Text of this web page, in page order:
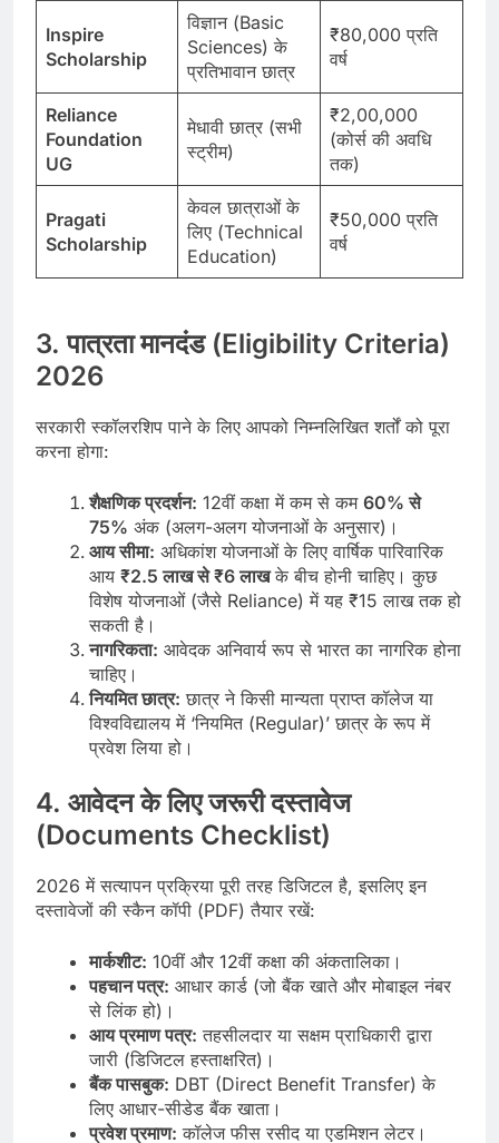
Inspire
Scholarship
विज्ञान (Basic
Sciences) के
प्रतिभावान छात्र
₹80,000 प्रति
वर्ष
Reliance
Foundation
UG
मेधावी छात्र (सभी
स्ट्रीम)
₹2,00,000
(कोर्स की अवधि
तक)
Pragati
Scholarship
केवल छात्राओं के
लिए (Technical
Education)
₹50,000 प्रति
वर्ष
3. पात्रता मानदंड (Eligibility Criteria)
2026
सरकारी स्कॉलरशिप पाने के लिए आपको निम्नलिखित शर्तों को पूरा
करना होगा:
शैक्षणिक प्रदर्शन: 12वीं कक्षा में कम से कम 60% से
75% अंक (अलग-अलग योजनाओं के अनुसार)।
आय सीमा: अधिकांश योजनाओं के लिए वार्षिक पारिवारिक
आय ₹2.5 लाख से ₹6 लाखके बीच होनी चाहिए। कुछ
विशेष योजनाओं (जैसे Reliance) में यह ₹15 लाख तक हो
सकती है।
नागरिकता: आवेदक अनिवार्य रूप से भारत का नागरिक होना
चाहिए।
नियमित छात्र: छात्र ने किसी मान्यता प्राप्त कॉलेज या
विश्वविद्यालय में ‘नियमित (Regular)’ छात्र के रूप में
प्रवेश लिया हो।
4. आवेदन के लिए जरूरी दस्तावेज
(Documents Checklist)
2026 में सत्यापन प्रक्रिया पूरी तरह डिजिटल है, इसलिए इन
दस्तावेजों की स्कैन कॉपी (PDF) तैयार रखें:
मार्कशीट: 10वीं और 12वीं कक्षा की अंकतालिका।
पहचान पत्र: आधार कार्ड (जो बैंक खाते और मोबाइल नंबर
से लिंक हो)।
आय प्रमाण पत्र: तहसीलदार या सक्षम प्राधिकारी द्वारा
जारी (डिजिटल हस्ताक्षरित)।
बैंक पासबुक: DBT (Direct Benefit Transfer) के
लिए आधार-सीडेड बैंक खाता।
प्रवेश प्रमाण: कॉलेज फीस रसीद या एडमिशन लेटर।